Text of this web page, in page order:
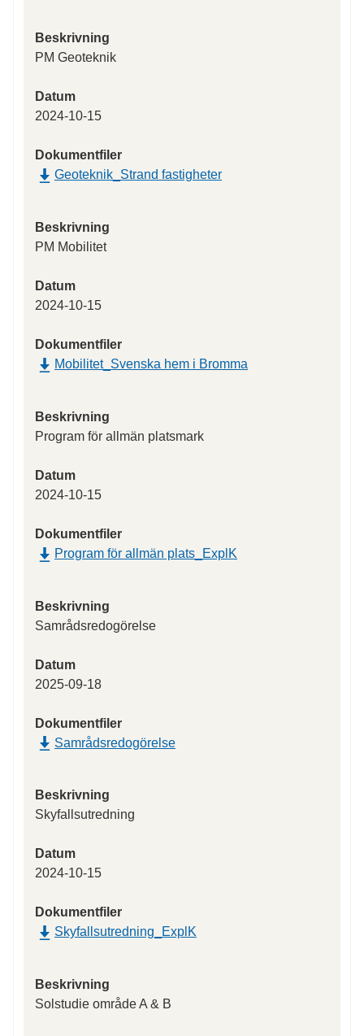
Beskrivning
PM Geoteknik
Datum
2024-10-15
Dokumentfiler
Geoteknik_Strand fastigheter
Beskrivning
PM Mobilitet
Datum
2024-10-15
Dokumentfiler
Mobilitet_Svenska hem i Bromma
Beskrivning
Program för allmän platsmark
Datum
2024-10-15
Dokumentfiler
Program för allmän plats_ExplK
Beskrivning
Samrådsredogörelse
Datum
2025-09-18
Dokumentfiler
Samrådsredogörelse
Beskrivning
Skyfallsutredning
Datum
2024-10-15
Dokumentfiler
Skyfallsutredning_ExplK
Beskrivning
Solstudie område A & B